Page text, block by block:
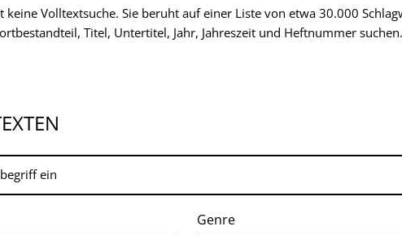
Volltextsuche. Sie beruht auf einer Liste von etwa 30.000
Titel, Untertitel, Jahr, Jahreszeit und Heftnummer suchen.
Genre